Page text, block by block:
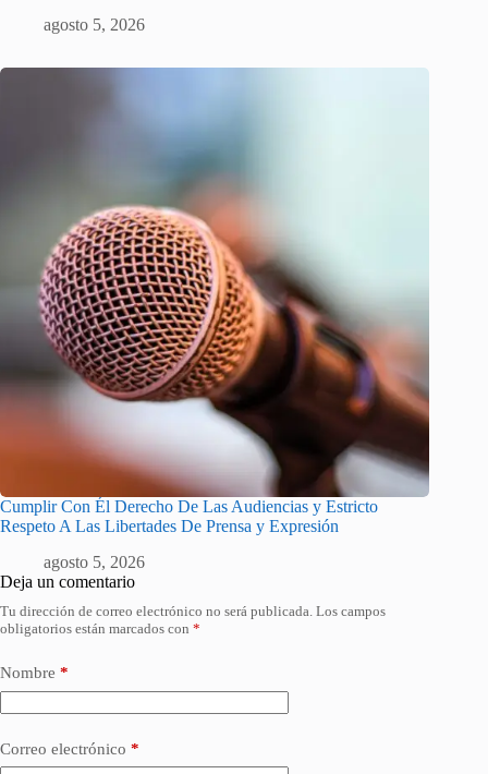
agosto 5, 2026
Cumplir Con Él Derecho De Las Audiencias y Estricto
Respeto A Las Libertades De Prensa y Expresión
agosto 5, 2026
Deja un comentario
Tu dirección de correo electrónico no será publicada. Los campos
obligatorios están marcados con *
Nombre *
Correo electrónico *